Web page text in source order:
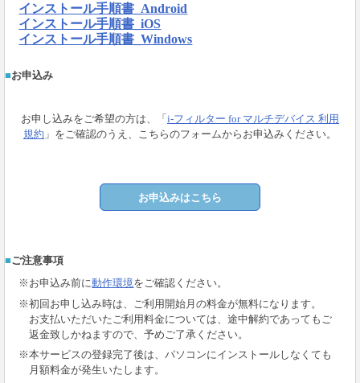
インストール手順書_Android
インストール手順書_iOS
インストール手順書_Windows
お申込み
お申し込みをご希望の方は、「 i-フィルター for マルチデバイス 利用
規約 」をご確認のうえ、こちらのフォームからお申込みください。
お申込みはこちら
ご注意事項
※お申込み前に動作環境をご確認ください。
※初回お申し込み時は、ご利用開始月の料金が無料になります。
お支払いただいたご利用料金については、途中解約であってもご
返金致しかねますので、予めご了承ください。
※本サービスの登録完了後は、パソコンにインストールしなくても
月額料金が発生いたします。